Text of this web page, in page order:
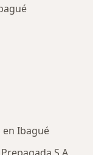
en Ibagué